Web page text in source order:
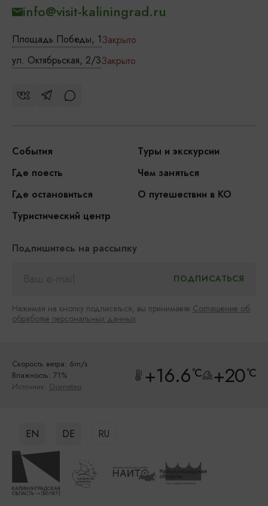
Площадь Победы, 1Закрыто
ул. Октябрьская, 2/3Закрыто
info@visit-kaliningrad.ru
События
Туры и экскурсии
Где поесть
Чем заняться
Где остановиться
О путешествии в КО
Туристический центр
Подпишитесь на рассылку
Нажимая на кнопку подписаться, вы принимаете Соглашение об
обработке персональных данных
Скорость ветра: 6m/s
Влажность: 71%
Источник: Gismeteo +16.6°C +20°C
EN DE RU